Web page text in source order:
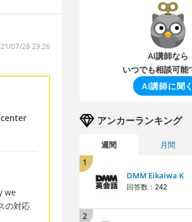
07/28 23:26
we
の対応
AI講師なら
いつでも相談可能
AI講師に聞く
アンカーランキング
週間 月間
1
DMM Eikaiwa K
回答数： 242
2